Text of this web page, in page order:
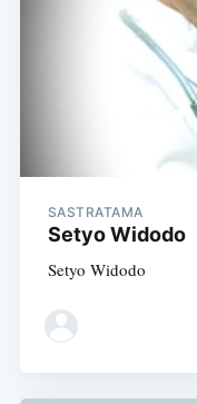
SASTRATAMA
Setyo Widodo
Setyo Widodo